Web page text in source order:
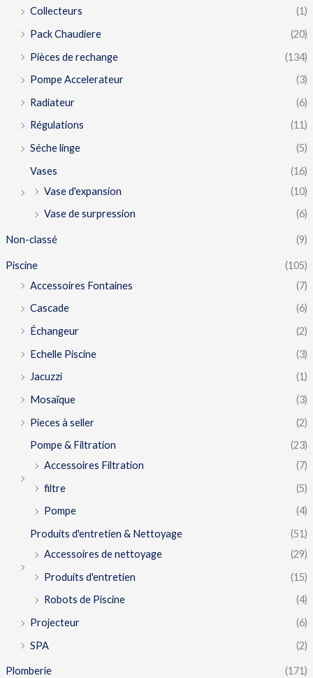
Collecteurs
(1)
Pack Chaudiere
(20)
Pièces de rechange
(134)
Pompe Accelerateur
(3)
Radiateur
(6)
Régulations
(11)
Séche linge
(5)
Vases
(16)
Vase d'expansion
(10)
Vase de surpression
(6)
Non-classé (9)
Piscine
(105)
Accessoires Fontaines
(7)
Cascade
(6)
Échangeur
(2)
Echelle Piscine
(3)
Jacuzzi
(1)
Mosaïque
(3)
Pieces à seller
(2)
Pompe & Filtration
(23)
Accessoires Filtration
(7)
filtre
(5)
Pompe
(4)
Produits d'entretien & Nettoyage
(51)
Accessoires de nettoyage
(29)
Produits d'entretien
(15)
Robots de Piscine
(4)
Projecteur
(6)
SPA
(2)
Plomberie
(171)